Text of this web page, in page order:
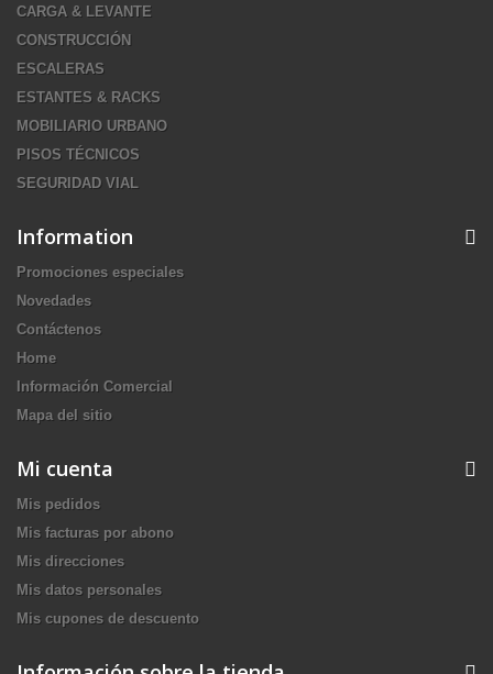
CARGA & LEVANTE
CONSTRUCCIÓN
ESCALERAS
ESTANTES & RACKS
MOBILIARIO URBANO
PISOS TÉCNICOS
SEGURIDAD VIAL
Information
Promociones especiales
Novedades
Contáctenos
Home
Información Comercial
Mapa del sitio
Mi cuenta
Mis pedidos
Mis facturas por abono
Mis direcciones
Mis datos personales
Mis cupones de descuento